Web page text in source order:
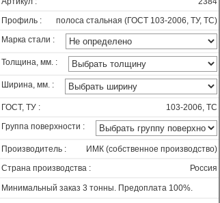
Профиль :
полоса стальная (ГОСТ 103-2006, ТУ, ТС)
Марка стали :
Толщина, мм. :
Ширина, мм. :
ГОСТ, ТУ :
103-2006, ТС
Группа поверхности :
Производитель :
ИМК (собственное производство)
Страна производства :
Россия
Минимальный заказ 3 тонны. Предоплата 100%.